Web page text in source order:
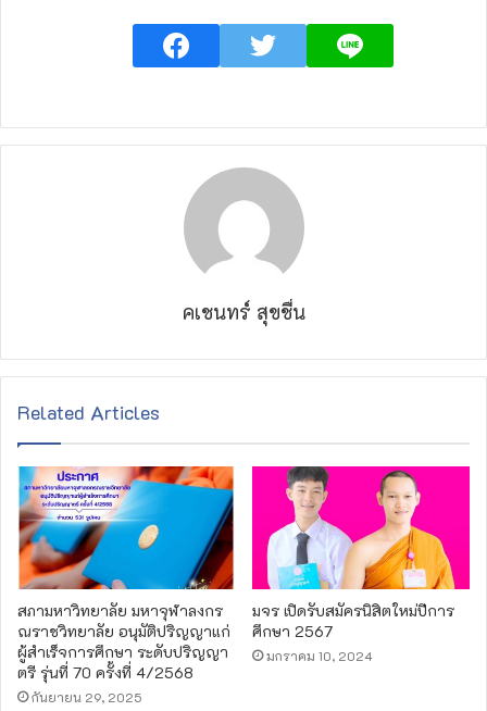
คเชนทร์ สุขชื่น
Related Articles
สภามหาวิทยาลัย มหาจุฬาลงกร
ณราชวิทยาลัย อนุมัติปริญญาแก่
ผู้สำเร็จการศึกษา ระดับปริญญา
ตรี รุ่นที่ 70 ครั้งที่ 4/2568
กันยายน 29, 2025
มจร เปิดรับสมัครนิสิตใหม่ปีการ
ศึกษา 2567
มกราคม 10, 2024